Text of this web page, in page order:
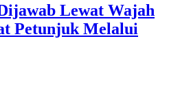
Lewat Wajah
Petunjuk Melalui